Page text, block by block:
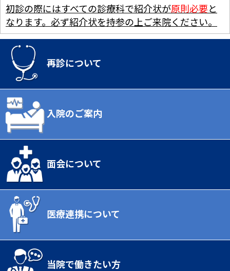
初診の際にはすべての診療科で紹介状が原則必要と
なります。必ず紹介状を持参の上ご来院ください。
再診について
入院のご案内
面会について
医療連携について
当院で働きたい方